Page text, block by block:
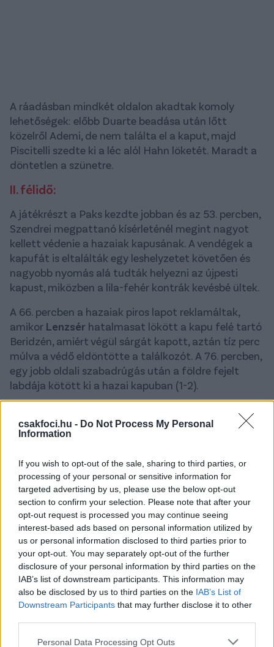
csakfoci.hu - Do Not Process My Personal
Information
If you wish to opt-out of the sale, sharing to third parties, or
processing of your personal or sensitive information for
targeted advertising by us, please use the below opt-out
section to confirm your selection. Please note that after your
opt-out request is processed you may continue seeing
interest-based ads based on personal information utilized by
us or personal information disclosed to third parties prior to
your opt-out. You may separately opt-out of the further
disclosure of your personal information by third parties on the
IAB’s list of downstream participants. This information may
also be disclosed by us to third parties on the IAB’s List of
Downstream Participants that may further disclose it to other
Please note that this website/app uses one or more Google
Personal Data Processing Opt Outs
A ráadásban mindkét oldalon akadtak komoly
lehetőségek: előbb Duarte beadása után lőtt
közelről Ademi, de nem találta el a kaput, majd
Piscitelli szedte ki a léc alól Hahn löketét. Maradt a
döntetlen a szünetre.
II. félidő:
A játékrészt a Paks kezdte jobban és az 53. percben,
Szendrei megpattanó kísérleténél megint nagyot
kellett védenie a hazaiak kapusának. A vendégek a
kapufát is eltalálták egy leshelyzetet követően és
nagyobb nyomás alá tudták helyezni az újpesti
kapust, miközben a lila-fehér kontrák kevésbé ültek.
A 66. percben a hazaiak piros lapot reklamáltak,
amikor Lenzsér hatalmasat lökött a kapu felé tartó
Beridzén, amiért végül sárgát kapott, aztán tíz perc
múlva a védő eldöntötte a találkozót. A 76. percben,
egy jobb oldali szabadrúgás után a földre fejelt
labdája kötött ki a hazai kapuban (1-2).
mindkétszer védett), ami végül nem sikerült. A